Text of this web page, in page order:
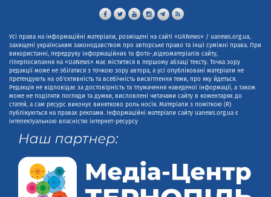
Усі права на інформаційні матеріали, розміщені на сайті «UANews» / uanews.org.ua,
захищені українським законодавством про авторське право та інші суміжні права. При
використанні, передруку інформаційних та фото-,відеоматеріалів сайту,
гіперпосилання на «UaNews» має міститися в першому абзаці тексту. Точка зору
редакції може не збігатися з точкою зору автора, а усі опубліковані матеріали не
претендують на об'єктивність та всебічність висвітлення теми, про яку йдеться.
Редакція не відповідає за достовірність та тлумачення наведеної інформації, а також
може не поділяти погляди та думки, висловлені читачами сайту в коментарях до
статей, а сам ресурс виконує винятково роль носія. Матеріали з поміткою (R)
публікуються на правах реклами. Інформаційні матеріали сайту uanews.org.ua є
інтелектуальною власністю інтернет-ресурсу